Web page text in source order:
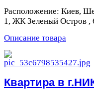
Расположение: Киев,
1, ЖК Зеленый Остров ,
Описание товара
Квартира в